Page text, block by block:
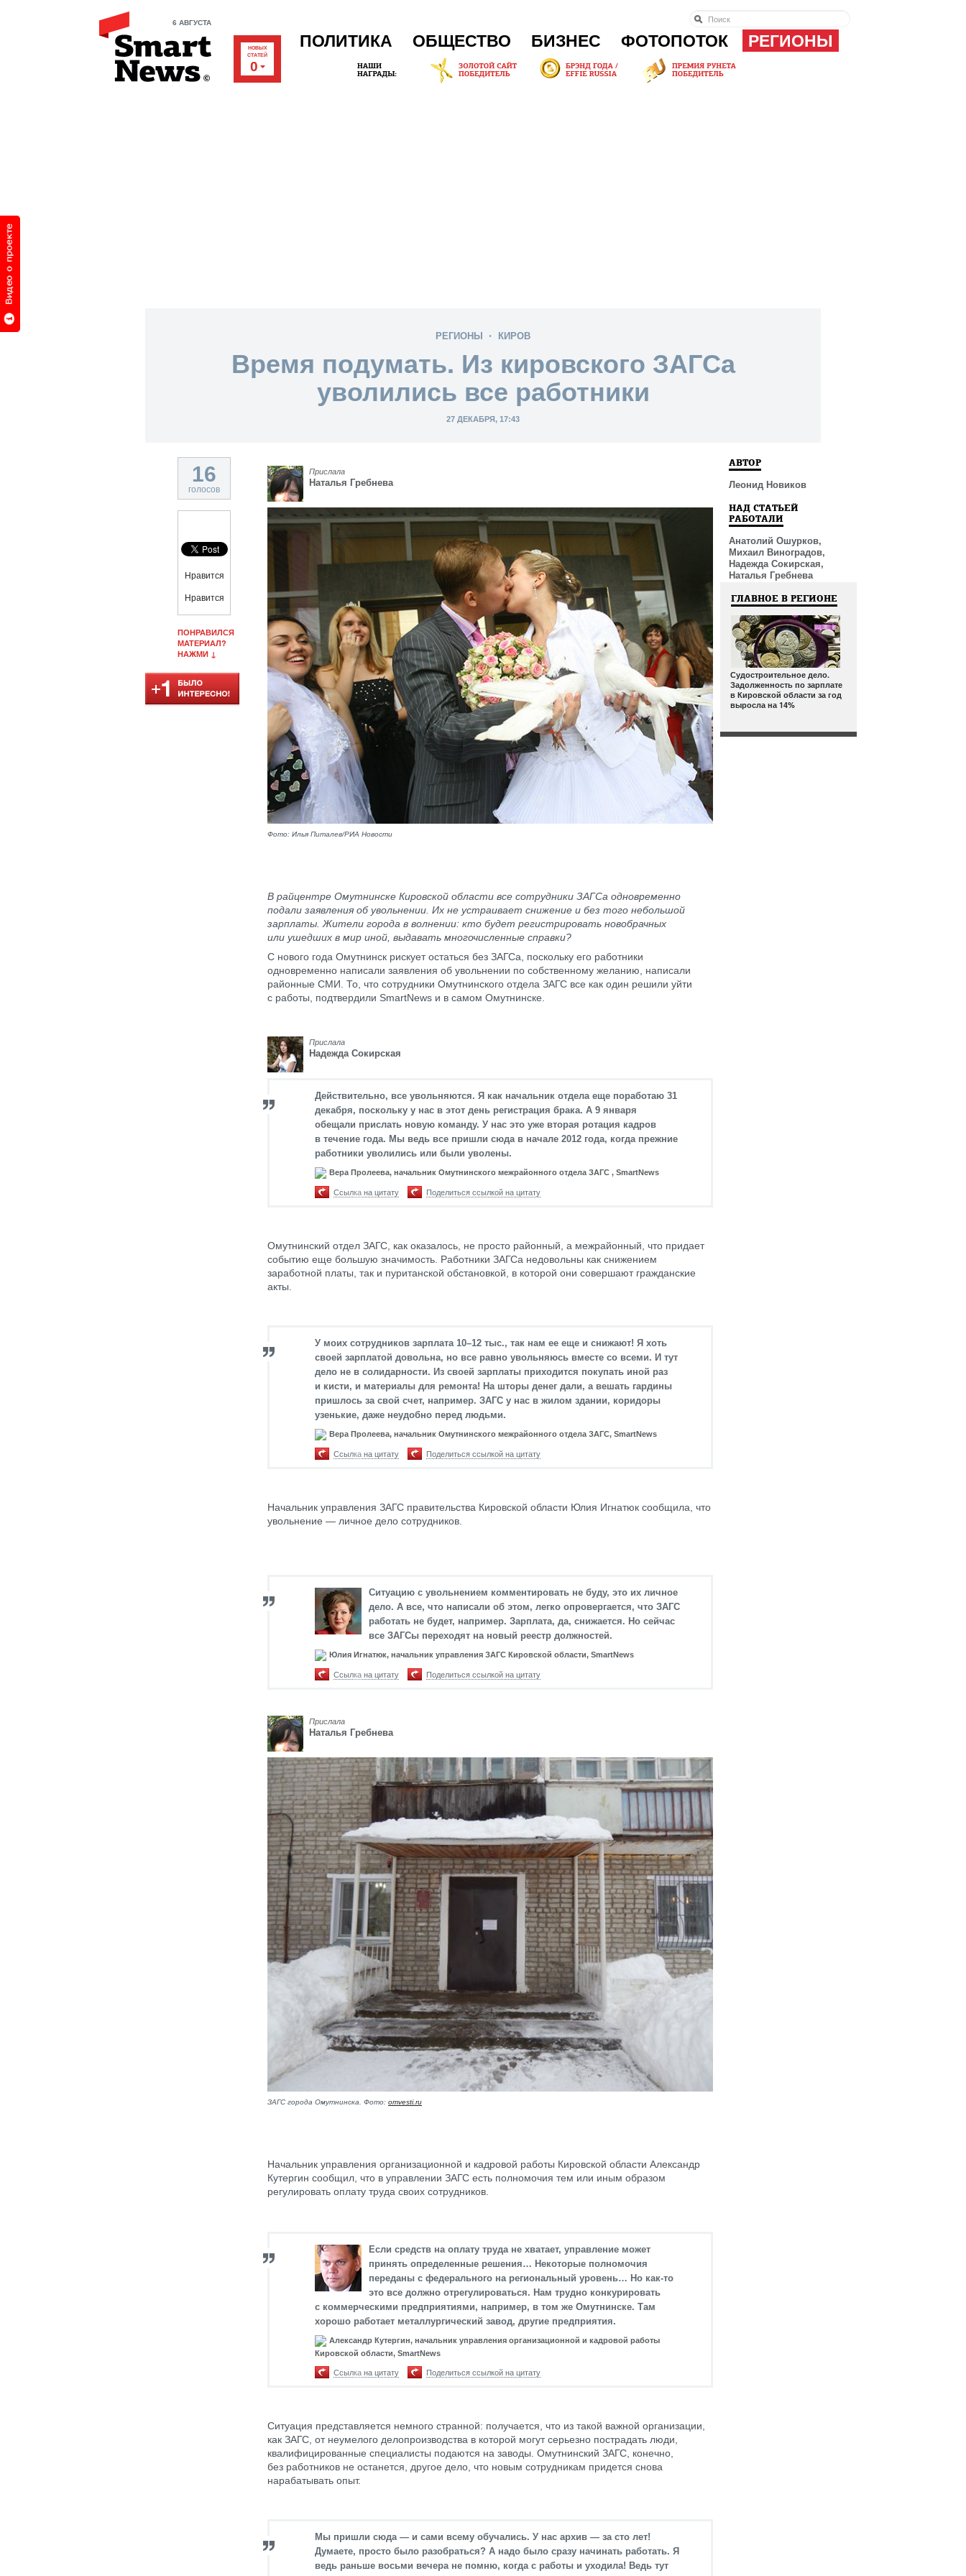
6 АВГУСТА
НОВЫХ
СТАТЕЙ
0
ПОЛИТИКА ОБЩЕСТВО БИЗНЕС ФОТОПОТОК РЕГИОНЫ
РЕГИОНЫ КИРОВ
Время подумать. Из кировского ЗАГСа
уволились все работники
27 ДЕКАБРЯ, 17:43
16
голосов
Нравится
Нравится
ПОНРАВИЛСЯ
МАТЕРИАЛ?
НАЖМИ ↓
Прислала
Наталья Гребнева
Фото: Илья Питалев/РИА Новости
В райцентре Омутнинске Кировской области все сотрудники ЗАГСа одновременно
подали заявления об увольнении. Их не устраивает снижение и без того небольшой
зарплаты. Жители города в волнении: кто будет регистрировать новобрачных
или ушедших в мир иной, выдавать многочисленные справки?
С нового года Омутнинск рискует остаться без ЗАГСа, поскольку его работники
одновременно написали заявления об увольнении по собственному желанию, написали
районные СМИ. То, что сотрудники Омутнинского отдела ЗАГС все как один решили уйти
с работы, подтвердили SmartNews и в самом Омутнинске.
Прислала
Надежда Сокирская
Действительно, все увольняются. Я как начальник отдела еще поработаю 31
декабря, поскольку у нас в этот день регистрация брака. А 9 января
обещали прислать новую команду. У нас это уже вторая ротация кадров
в течение года. Мы ведь все пришли сюда в начале 2012 года, когда прежние
работники уволились или были уволены.
Вера Пролеева, начальник Омутнинского межрайонного отдела ЗАГС , SmartNews
Ссылка на цитату Поделиться ссылкой на цитату
Омутнинский отдел ЗАГС, как оказалось, не просто районный, а межрайонный, что придает
событию еще большую значимость. Работники ЗАГСа недовольны как снижением
заработной платы, так и пуританской обстановкой, в которой они совершают гражданские
акты.
У моих сотрудников зарплата 10–12 тыс., так нам ее еще и снижают! Я хоть
своей зарплатой довольна, но все равно увольняюсь вместе со всеми. И тут
дело не в солидарности. Из своей зарплаты приходится покупать иной раз
и кисти, и материалы для ремонта! На шторы денег дали, а вешать гардины
пришлось за свой счет, например. ЗАГС у нас в жилом здании, коридоры
узенькие, даже неудобно перед людьми.
Вера Пролеева, начальник Омутнинского межрайонного отдела ЗАГС, SmartNews
Ссылка на цитату Поделиться ссылкой на цитату
Начальник управления ЗАГС правительства Кировской области Юлия Игнатюк сообщила, что
увольнение — личное дело сотрудников.
Ситуацию с увольнением комментировать не буду, это их личное
дело. А все, что написали об этом, легко опровергается, что ЗАГС
работать не будет, например. Зарплата, да, снижается. Но сейчас
все ЗАГСы переходят на новый реестр должностей.
Юлия Игнатюк, начальник управления ЗАГС Кировской области, SmartNews
Ссылка на цитату Поделиться ссылкой на цитату
Прислала
Наталья Гребнева
ЗАГС города Омутнинска. Фото: omvesti.ru
Начальник управления организационной и кадровой работы Кировской области Александр
Кутергин сообщил, что в управлении ЗАГС есть полномочия тем или иным образом
регулировать оплату труда своих сотрудников.
Если средств на оплату труда не хватает, управление может
принять определенные решения… Некоторые полномочия
переданы с федерального на региональный уровень… Но как-то
это все должно отрегулироваться. Нам трудно конкурировать
с коммерческими предприятиями, например, в том же Омутнинске. Там
хорошо работает металлургический завод, другие предприятия.
Александр Кутергин, начальник управления организационной и кадровой работы
Кировской области, SmartNews
Ссылка на цитату Поделиться ссылкой на цитату
Ситуация представляется немного странной: получается, что из такой важной организации,
как ЗАГС, от неумелого делопроизводства в которой могут серьезно пострадать люди,
квалифицированные специалисты подаются на заводы. Омутнинский ЗАГС, конечно,
без работников не останется, другое дело, что новым сотрудникам придется снова
нарабатывать опыт.
Мы пришли сюда — и сами всему обучались. У нас архив — за сто лет!
Думаете, просто было разобраться? А надо было сразу начинать работать. Я
ведь раньше восьми вечера не помню, когда с работы и уходила! Ведь тут
АВТОР
Леонид Новиков
НАД СТАТЬЕЙ
РАБОТАЛИ
Анатолий Ошурков,
Михаил Виноградов,
Надежда Сокирская,
Наталья Гребнева
ГЛАВНОЕ В РЕГИОНЕ
Судостроительное дело.
Задолженность по зарплате
в Кировской области за год
выросла на 14%